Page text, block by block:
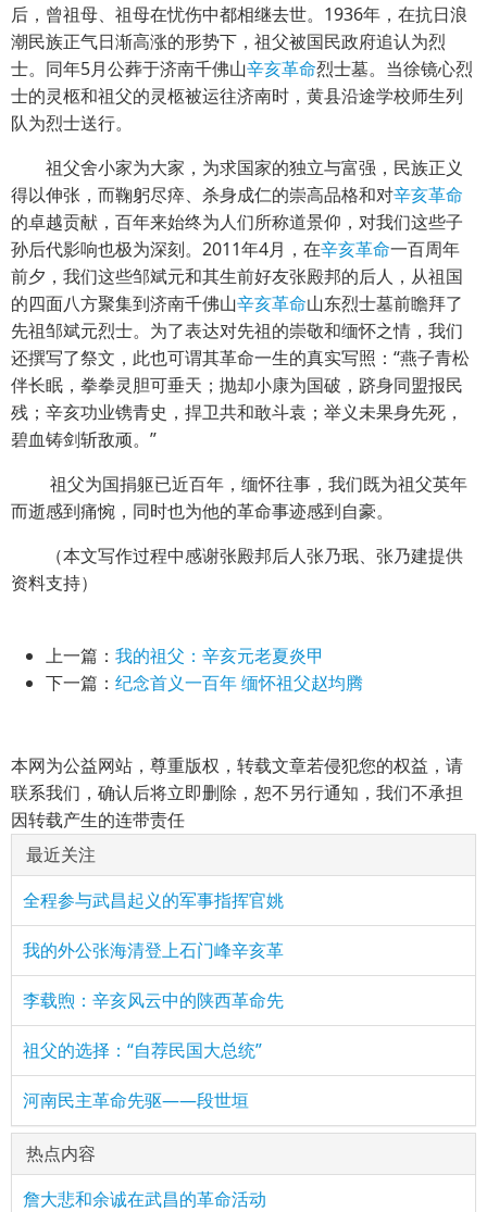
后，曾祖母、祖母在忧伤中都相继去世。1936年，在抗日浪
潮民族正气日渐高涨的形势下，祖父被国民政府追认为烈
士。同年5月公葬于济南千佛山辛亥革命烈士墓。当徐镜心烈
士的灵柩和祖父的灵柩被运往济南时，黄县沿途学校师生列
队为烈士送行。
祖父舍小家为大家，为求国家的独立与富强，民族正义
得以伸张，而鞠躬尽瘁、杀身成仁的崇高品格和对辛亥革命
的卓越贡献，百年来始终为人们所称道景仰，对我们这些子
孙后代影响也极为深刻。2011年4月，在辛亥革命一百周年
前夕，我们这些邹斌元和其生前好友张殿邦的后人，从祖国
的四面八方聚集到济南千佛山辛亥革命山东烈士墓前瞻拜了
先祖邹斌元烈士。为了表达对先祖的崇敬和缅怀之情，我们
还撰写了祭文，此也可谓其革命一生的真实写照：“燕子青松
伴长眠，拳拳灵胆可垂天；抛却小康为国破，跻身同盟报民
残；辛亥功业镌青史，捍卫共和敢斗袁；举义未果身先死，
碧血铸剑斩敌顽。”
祖父为国捐躯已近百年，缅怀往事，我们既为祖父英年
而逝感到痛惋，同时也为他的革命事迹感到自豪。
（本文写作过程中感谢张殿邦后人张乃珉、张乃建提供
资料支持）
上一篇： 我的祖父：辛亥元老夏炎甲
下一篇： 纪念首义一百年 缅怀祖父赵均腾
本网为公益网站，尊重版权，转载文章若侵犯您的权益，请
联系我们，确认后将立即删除，恕不另行通知，我们不承担
因转载产生的连带责任
最近关注
全程参与武昌起义的军事指挥官姚
我的外公张海清登上石门峰辛亥革
李载煦：辛亥风云中的陕西革命先
祖父的选择：“自荐民国大总统”
河南民主革命先驱——段世垣
热点内容
詹大悲和余诚在武昌的革命活动